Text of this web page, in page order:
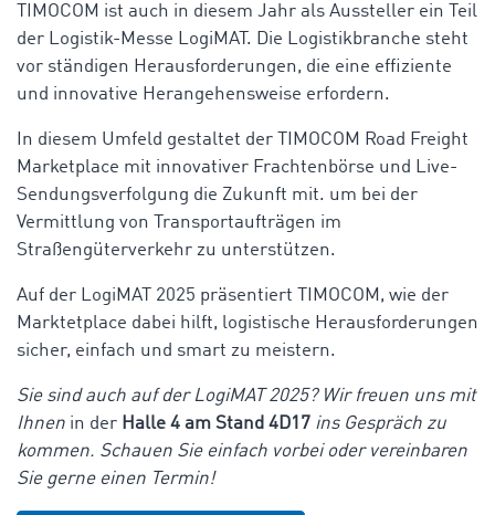
TIMOCOM ist auch in diesem Jahr als Aussteller ein Teil
der Logistik-Messe LogiMAT. Die Logistikbranche steht
vor ständigen Herausforderungen, die eine effiziente
und innovative Herangehensweise erfordern.
In diesem Umfeld gestaltet der TIMOCOM Road Freight
Marketplace mit innovativer Frachtenbörse und Live-
Sendungsverfolgung die Zukunft mit. um bei der
Vermittlung von Transportaufträgen im
Straßengüterverkehr zu unterstützen.
Auf der LogiMAT 2025 präsentiert TIMOCOM, wie der
Marktetplace dabei hilft, logistische Herausforderungen
sicher, einfach und smart zu meistern.
Sie sind auch auf der LogiMAT 2025? Wir freuen uns mit
Ihnen in der Halle 4 am Stand 4D17 ins Gespräch zu
kommen. Schauen Sie einfach vorbei oder vereinbaren
Sie gerne einen Termin!